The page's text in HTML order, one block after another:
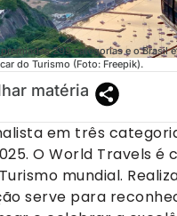
299 categorias e o Brasil
do Turismo (Foto: Freepik).
matéria
em três
O World Travels é
mundial.
serve para